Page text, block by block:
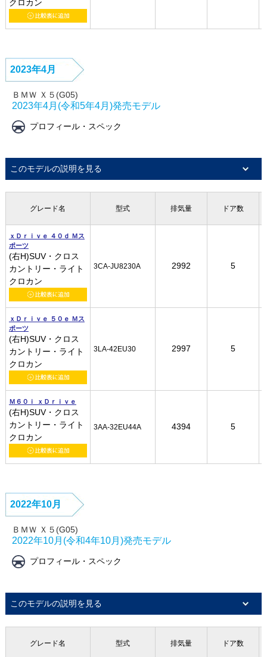
クロカン
クロカン
クロカン
クロカン
2023年4月
ＢＭＷ Ｘ５(G05)
2023年4月(令和5年4月)発売モデル
プロフィール・スペック
このモデルの説明を見る
グレード名 型式 排気量 ドア数
ｘＤｒｉｖｅ ４０ｄ Ｍス
ポーツ
(右H)SUV・クロス
カントリー・ライト
クロカン
3CA-JU8230A 2992 5
ｘＤｒｉｖｅ ５０ｅ Ｍス
ポーツ
(右H)SUV・クロス
カントリー・ライト
クロカン
3LA-42EU30 2997 5
Ｍ６０ｉ ｘＤｒｉｖｅ
(右H)SUV・クロス
カントリー・ライト
クロカン
3AA-32EU44A 4394 5
グレード名 型式 排気量 ドア数
ｘＤｒｉｖｅ ４０ｄ Ｍス
ポーツ
(右H)SUV・クロス
カントリー・ライト
クロカン
3CA-JU8230A 2992 5
ｘＤｒｉｖｅ ５０ｅ Ｍス
ポーツ
(右H)SUV・クロス
カントリー・ライト
クロカン
3LA-42EU30 2997 5
Ｍ６０ｉ ｘＤｒｉｖｅ
(右H)SUV・クロス
カントリー・ライト
クロカン
3AA-32EU44A 4394 5
グレード名 型式 排気量 ドア数
ｘＤｒｉｖｅ ４０ｄ Ｍス
ポーツ
(右H)SUV・クロス
カントリー・ライト
クロカン
3CA-JU8230A 2992 5
ｘＤｒｉｖｅ ５０ｅ Ｍス
ポーツ
(右H)SUV・クロス
カントリー・ライト
クロカン
3LA-42EU30 2997 5
Ｍ６０ｉ ｘＤｒｉｖｅ
(右H)SUV・クロス
カントリー・ライト
クロカン
3AA-32EU44A 4394 5
グレード名 型式 排気量 ドア数
ｘＤｒｉｖｅ ４０ｄ Ｍス
ポーツ
(右H)SUV・クロス
カントリー・ライト
クロカン
3CA-JU8230A 2992 5
ｘＤｒｉｖｅ ５０ｅ Ｍス
ポーツ
(右H)SUV・クロス
カントリー・ライト
クロカン
3LA-42EU30 2997 5
Ｍ６０ｉ ｘＤｒｉｖｅ
(右H)SUV・クロス
カントリー・ライト
クロカン
3AA-32EU44A 4394 5
2022年10月
ＢＭＷ Ｘ５(G05)
2022年10月(令和4年10月)発売モデル
プロフィール・スペック
このモデルの説明を見る
グレード名 型式 排気量 ドア数
グレード名 型式 排気量 ドア数
グレード名 型式 排気量 ドア数
グレード名 型式 排気量 ドア数